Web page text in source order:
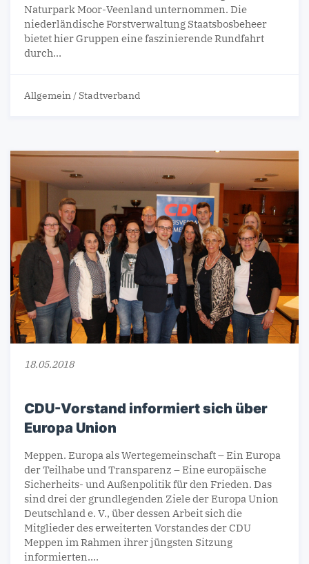
Naturpark Moor-Veenland unternommen. Die
niederländische Forstverwaltung Staatsbosbeheer
bietet hier Gruppen eine faszinierende Rundfahrt
durch…
Allgemein /Stadtverband
18.05.2018
CDU-Vorstand informiert sich über
Europa Union
Meppen. Europa als Wertegemeinschaft – Ein Europa
der Teilhabe und Transparenz – Eine europäische
Sicherheits- und Außenpolitik für den Frieden. Das
sind drei der grundlegenden Ziele der Europa Union
Deutschland e. V., über dessen Arbeit sich die
Mitglieder des erweiterten Vorstandes der CDU
Meppen im Rahmen ihrer jüngsten Sitzung
informierten.…